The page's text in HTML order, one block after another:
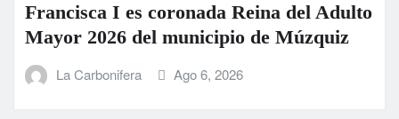
Francisca I es coronada Reina del Adulto
Mayor 2026 del municipio de Múzquiz
La Carbonifera Ago 6, 2026